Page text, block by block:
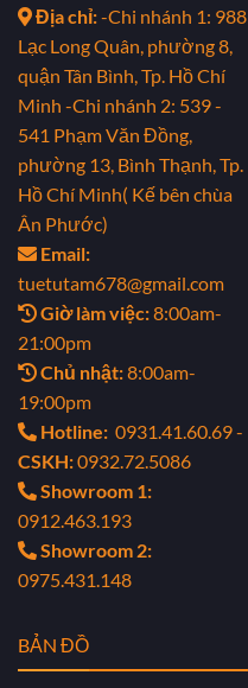
Địa chỉ:-Chi nhánh 1: 988
Lạc Long Quân, phường 8,
quận Tân Bình, Tp. Hồ Chí
Minh -Chi nhánh 2: 539 -
541 Phạm Văn Đồng,
phường 13, Bình Thạnh, Tp.
Hồ Chí Minh( Kế bên chùa
Ân Phước)
Email:
tuetutam678@gmail.com
Giờ làm việc:8:00am-
21:00pm
Chủ nhật:8:00am-
19:00pm
Hotline: 0931.41.60.69 -
CSKH:0932.72.5086
Showroom 1:
0912.463.193
Showroom 2:
0975.431.148
BẢN ĐỒ